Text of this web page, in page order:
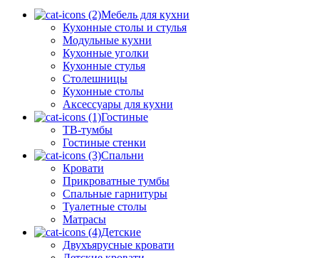
Мебель для кухни
Кухонные столы и стулья
Модульные кухни
Кухонные уголки
Кухонные стулья
Столешницы
Кухонные столы
Аксессуары для кухни
Гостиные
ТВ-тумбы
Гостиные стенки
Спальни
Кровати
Прикроватные тумбы
Спальные гарнитуры
Туалетные столы
Матрасы
Детские
Двухъярусные кровати